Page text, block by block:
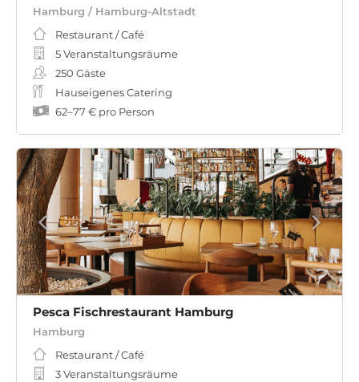
Hamburg / Hamburg-Altstadt
Restaurant / Café
5 Veranstaltungsräume
250 Gäste
Hauseigenes Catering
62–77 € pro Person
Pesca Fischrestaurant Hamburg
Hamburg
Restaurant / Café
3 Veranstaltungsräume